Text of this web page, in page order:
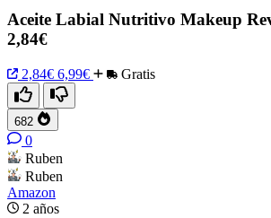
Aceite Labial Nutritivo Makeup
2,84€
2,84€ 6,99€ Gratis
682
0
Ruben
Ruben
Amazon
2 años